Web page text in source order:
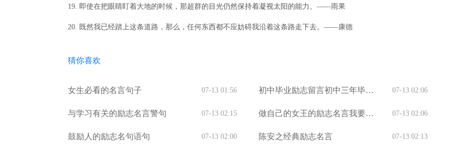
19. 即使在把眼睛盯着大地的时候，那超群的目光仍然保持着凝视太阳的能力。——雨果
20. 既然我已经踏上这条道路，那么，任何东西都不应妨碍我沿着这条路走下去。——康德
猜你喜欢
女生必看的名言句子 07-13 01:56
初中毕业励志留言初中三年毕业
07-13 02:06
与学习有关的励志名言警句 07-13 02:15
做自己的女王的励志名言我要做
07-13 02:06
鼓励人的励志名句语句 07-13 02:00 陈安之经典励志名言 07-13 02:13